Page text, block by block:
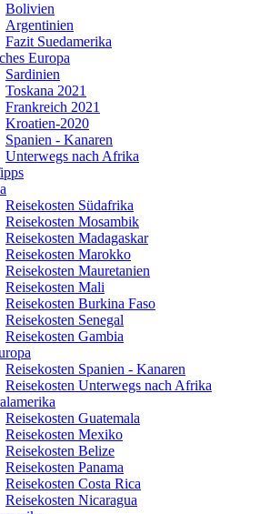
Bolivien
Argentinien
Fazit Suedamerika
Europa
Sardinien
Toskana 2021
Frankreich 2021
Kroatien-2020
Spanien - Kanaren
Unterwegs nach Afrika
Reisekosten Südafrika
Reisekosten Mosambik
Reisekosten Madagaskar
Reisekosten Marokko
Reisekosten Mauretanien
Reisekosten Mali
Reisekosten Burkina Faso
Reisekosten Senegal
Reisekosten Gambia
Reisekosten Spanien - Kanaren
Reisekosten Unterwegs nach Afrika
Reisekosten Guatemala
Reisekosten Mexiko
Reisekosten Belize
Reisekosten Panama
Reisekosten Costa Rica
Reisekosten Nicaragua